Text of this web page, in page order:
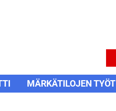
MÄRKÄTILOJEN TYÖT